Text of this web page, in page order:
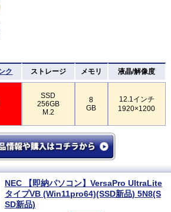
ク ストレージ メモリ 液晶/解像度
SSD
256GB
M.2
8
GB
12.1インチ
1920×1200
NEC 【即納パソコン】VersaPro UltraLite
タイプVB (Win11pro64)(SSD新品) 5N8(S
SD新品)